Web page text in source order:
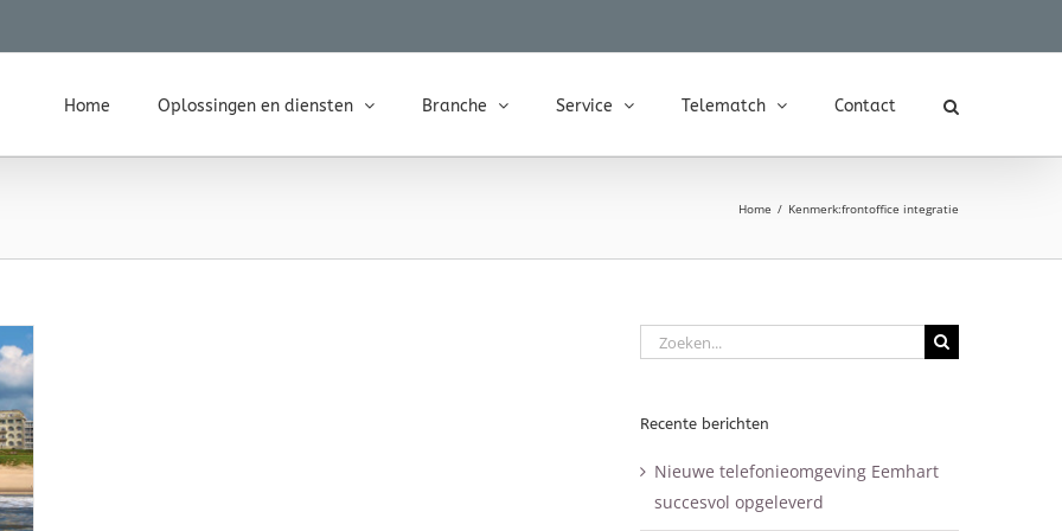
Home Oplossingen en diensten Branche Service Telematch Contact
Home Kenmerk:frontoffice integratie
Zoeken
Recente berichten
Nieuwe telefonieomgeving Eemhart
succesvol opgeleverd